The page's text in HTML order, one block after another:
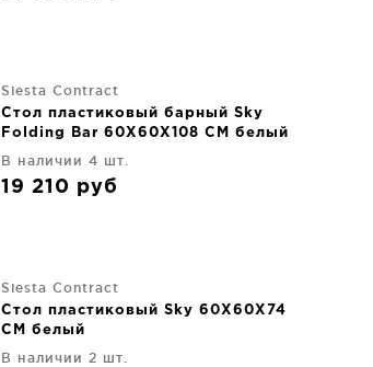
Siesta Contract
Стол пластиковый барный Sky
Folding Bar 60X60X108 CM белый
В наличии 4 шт.
19 210 руб
Siesta Contract
Стол пластиковый Sky 60X60X74
CM белый
В наличии 2 шт.